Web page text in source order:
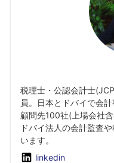
税理士・公認会計士
員。日本とドバイで会
顧問先100社(上場会社
ドバイ法人の会計監査
います。
linkedin